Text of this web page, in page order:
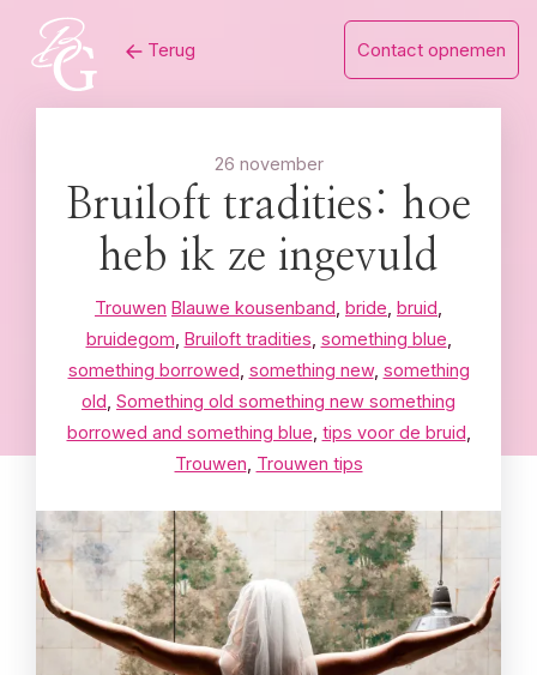
content
Terug Contact opnemen
26 november
Bruiloft tradities: hoe
heb ik ze ingevuld
Trouwen Blauwe kousenband bride bruid
bruidegom Bruiloft tradities something blue
something borrowed something new, something
old Something old something new something
borrowed and something blue tips voor de bruid
Trouwen Trouwen tips